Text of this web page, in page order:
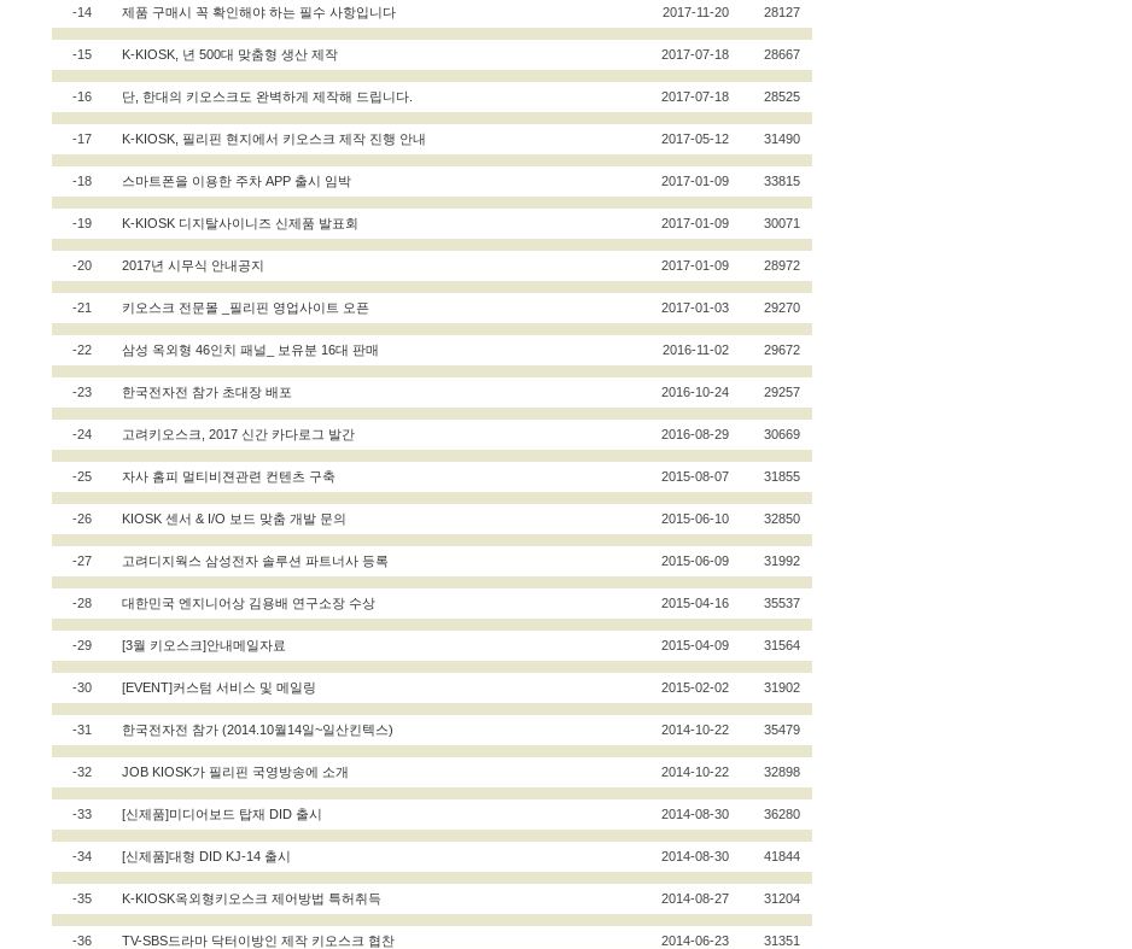
-14 제품 구매시 꼭 확인해야 하는 필수 사항입니다 2017-11-20 28127
-15 K-KIOSK, 년 500대 맞춤형 생산 제작 2017-07-18 28667
-16 단, 한대의 키오스크도 완벽하게 제작해 드립니다. 2017-07-18 28525
-17 K-KIOSK, 필리핀 현지에서 키오스크 제작 진행 안내 2017-05-12 31490
-18 스마트폰을 이용한 주차 APP 출시 임박 2017-01-09 33815
-19 K-KIOSK 디지탈사이니즈 신제품 발표회 2017-01-09 30071
-20 2017년 시무식 안내공지 2017-01-09 28972
-21 키오스크 전문몰 _필리핀 영업사이트 오픈 2017-01-03 29270
-22 삼성 옥외형 46인치 패널_ 보유분 16대 판매 2016-11-02 29672
-23 한국전자전 참가 초대장 배포 2016-10-24 29257
-24 고려키오스크, 2017 신간 카다로그 발간 2016-08-29 30669
-25 자사 홈피 멀티비젼관련 컨텐츠 구축 2015-08-07 31855
-26 KIOSK 센서 & I/O 보드 맞춤 개발 문의 2015-06-10 32850
-27 고려디지웍스 삼성전자 솔루션 파트너사 등록 2015-06-09 31992
-28 대한민국 엔지니어상 김용배 연구소장 수상 2015-04-16 35537
-29 [3월 키오스크]안내메일자료 2015-04-09 31564
-30 [EVENT]커스텀 서비스 및 메일링 2015-02-02 31902
-31 한국전자전 참가 (2014.10월14일~일산킨텍스) 2014-10-22 35479
-32 JOB KIOSK가 필리핀 국영방송에 소개 2014-10-22 32898
-33 [신제품]미디어보드 탑재 DID 출시 2014-08-30 36280
-34 [신제품]대형 DID KJ-14 출시 2014-08-30 41844
-35 K-KIOSK옥외형키오스크 제어방법 특허취득 2014-08-27 31204
-36 TV-SBS드라마 닥터이방인 제작 키오스크 협찬 2014-06-23 31351